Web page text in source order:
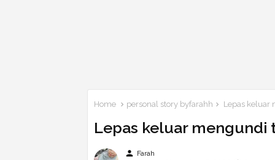
Home personal story byfarahh Lepas keluar
Lepas keluar mengundi
person Farah